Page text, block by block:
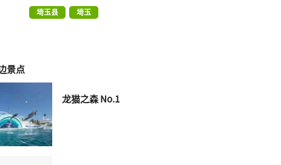
埼玉县
埼玉
景点
龙猫之森 No.1